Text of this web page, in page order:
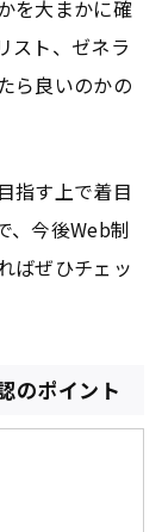
を大まかに確
スト、ゼネラ
ら良いのかの
指す上で着目
、今後Web制
ばぜひチェッ
のポイント